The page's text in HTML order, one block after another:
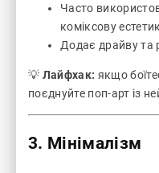
Часто
коміксову
Додає драйву та
💡 Лайфхак: якщо
поєднуйте поп-арт із
3. Мінімалізм